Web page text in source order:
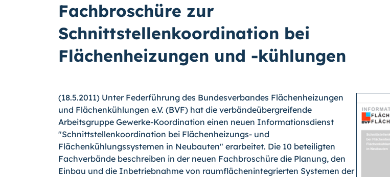
Fachbroschüre zur
Schnittstellenkoordination bei
Flächenheizungen und -kühlungen
(18.5.2011) Unter Federführung des Bundesverbandes Flächenheizungen
und Flächenkühlungen e.V. (BVF) hat die verbändeübergreifende
Arbeitsgruppe Gewerke-Koordination einen neuen Informationsdienst
"Schnittstellenkoordination bei Flächenheizungs- und
Flächenkühlungssystemen in Neubauten" erarbeitet. Die 10 beteiligten
Fachverbände beschreiben in der neuen Fachbroschüre die Planung, den
Einbau und die Inbetriebnahme von raumflächenintegrierten Systemen der